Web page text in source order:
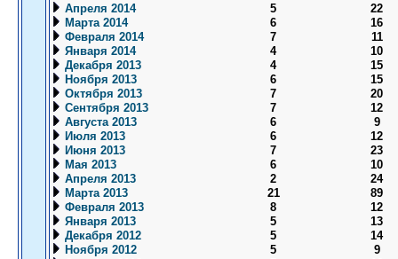
Апреля 2014
5
22
Марта 2014
6
16
Февраля 2014
7
11
Января 2014
4
10
Декабря 2013
4
15
Ноября 2013
6
15
Октября 2013
7
20
Сентября 2013
7
12
Августа 2013
6
9
Июля 2013
6
12
Июня 2013
7
23
Мая 2013
6
10
Апреля 2013
2
24
Марта 2013
21
89
Февраля 2013
8
12
Января 2013
5
13
Декабря 2012
5
14
Ноября 2012
5
9